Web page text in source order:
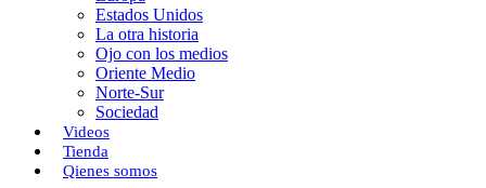
Estados Unidos
La otra historia
Ojo con los medios
Oriente Medio
Norte-Sur
Sociedad
Videos
Tienda
Qienes somos